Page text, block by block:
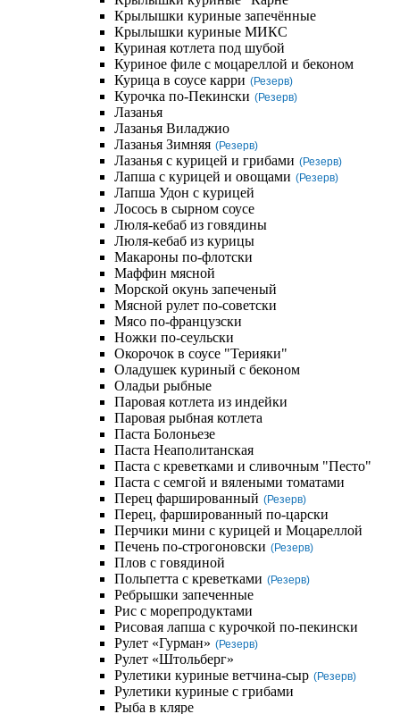
Крылышки куриные запечённые
Крылышки куриные МИКС
Куриная котлета под шубой
Куриное филе с моцареллой и беконом
Курица в соусе карри (Резерв)
Курочка по-Пекински (Резерв)
Лазанья
Лазанья Виладжио
Лазанья Зимняя (Резерв)
Лазанья с курицей и грибами (Резерв)
Лапша с курицей и овощами (Резерв)
Лапша Удон с курицей
Лосось в сырном соусе
Люля-кебаб из говядины
Люля-кебаб из курицы
Макароны по-флотски
Маффин мясной
Морской окунь запеченый
Мясной рулет по-советски
Мясо по-французски
Ножки по-сеульски
Окорочок в соусе "Терияки"
Оладушек куриный с беконом
Оладьи рыбные
Паровая котлета из индейки
Паровая рыбная котлета
Паста Болоньезе
Паста Неаполитанская
Паста с креветками и сливочным "Песто"
Паста с семгой и вялеными томатами
Перец фаршированный (Резерв)
Перец, фаршированный по-царски
Перчики мини с курицей и Моцареллой
Печень по-строгоновски (Резерв)
Плов с говядиной
Польпетта с креветками (Резерв)
Ребрышки запеченные
Рис с морепродуктами
Рисовая лапша с курочкой по-пекински
Рулет «Гурман» (Резерв)
Рулет «Штольберг»
Рулетики куриные ветчина-сыр (Резерв)
Рулетики куриные с грибами
Рыба в кляре